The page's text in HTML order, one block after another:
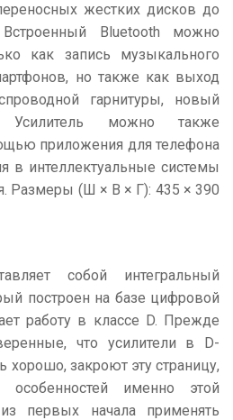
жестких дисков до
Bluetooth можно
как запись музыкального
но также как выход
гарнитуры, новый
можно также
приложения для телефона
в интеллектуальные системы
Размеры (Ш × В × Г): 435 × 390
собой интегральный
построен на базе цифровой
работу в классе D. Прежде
что усилители в D-
хорошо, закроют эту страницу,
особенностей именно этой
первых начала применять